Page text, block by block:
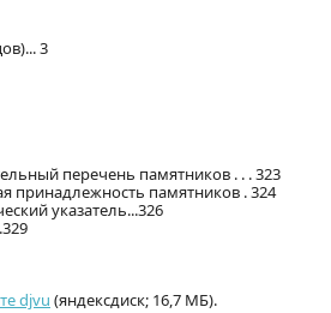
3
перечень памятников . . . 323
принадлежность памятников . 324
указатель...326
djvu (яндексдиск; 16,7 МБ).